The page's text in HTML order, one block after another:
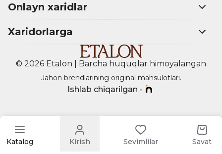
Onlayn xaridlar
Xaridorlarga
© 2026 Etalon | Barcha huquqlar himoyalangan
Jahon brendlarining original mahsulotlari.
Ishlab chiqarilgan -
Katalog Kirish Sevimlilar Savat